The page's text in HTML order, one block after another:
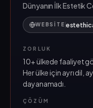
Dünyanın İlk Estetik
WEBSITE
ZORLUK
10+ ülkede faaliyet
Her ülke için ayrı dil,
dayanamadı.
ÇÖZÜM